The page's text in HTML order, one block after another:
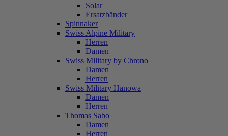
Solar
Ersatzbänder
Spinnaker
Swiss Alpine Military
Herren
Damen
Swiss Military by Chrono
Damen
Herren
Swiss Military Hanowa
Damen
Herren
Thomas Sabo
Damen
Herren